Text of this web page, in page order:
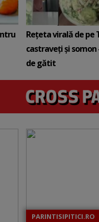
Rețeta virală de pe
castraveți și somon
de gătit
PARINTISIPITICI.RO